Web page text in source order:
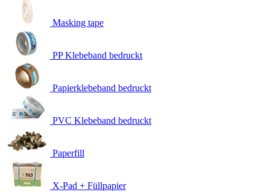
Masking tape
PP Klebeband bedruckt
Papierklebeband bedruckt
PVC Klebeband bedruckt
Paperfill
X-Pad + Füllpapier